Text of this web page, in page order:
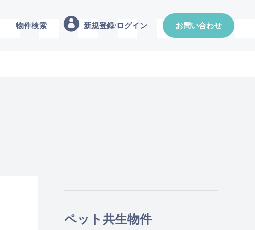
物件検索 新規登録/ログイン お問い合わせ
ペット共生物件